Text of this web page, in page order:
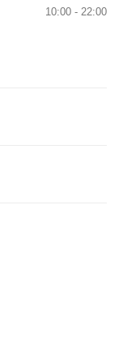
10:00 - 22:00